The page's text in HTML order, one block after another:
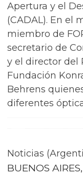
Apertura y el
(CADAL). En el
miembro de
secretario de
y el director del
Fundación
Behrens
diferentes
Noticias
BUENOS